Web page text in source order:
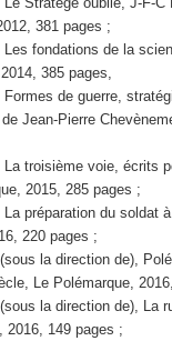
381 pages ;
fondations de la
385 pages,
de guerre,
Jean-Pierre
troisième voie, écrits
2015, 285 pages ;
préparation du soldat
220 pages ;
la direction de),
Le Polémarque,
la direction de), La
2016, 149 pages ;